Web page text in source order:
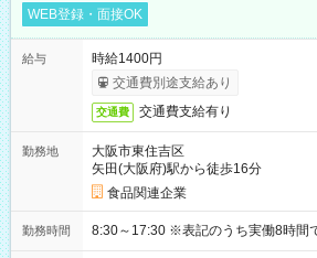
WEB登録・面接OK
給与
時給1400円
交通費別途支給あり
交通費 交通費支給有り
勤務地
大阪市東住吉区
矢田(大阪府)駅から徒歩16分
食品関連企業
勤務時間 8:30～17:30 ※表記のうち実働8時間